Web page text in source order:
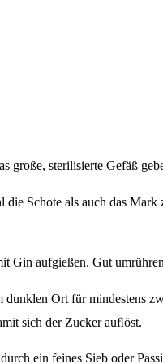
große, sterilisierte Gefäß
die Schote als auch das
Gin aufgießen. Gut
Ort für mindestens
sich der Zucker auﬂöst.
ein feines Sieb oder